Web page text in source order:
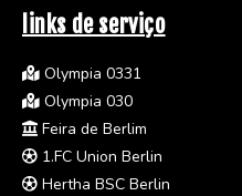
links de serviço
Olympia 0331
Olympia 030
Feira de Berlim
1.FC Union Berlin
Hertha BSC Berlin